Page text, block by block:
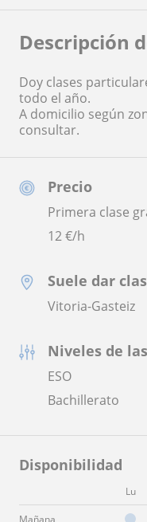
Precio
Primera clase
12€/h
Suele dar
Vitoria-Gasteiz
Niveles de
ESO
Bachillerato
Disponibilidad
Lu
Mañana
Descripción
Doy clases
todo el año.
A domicilio según
consultar.